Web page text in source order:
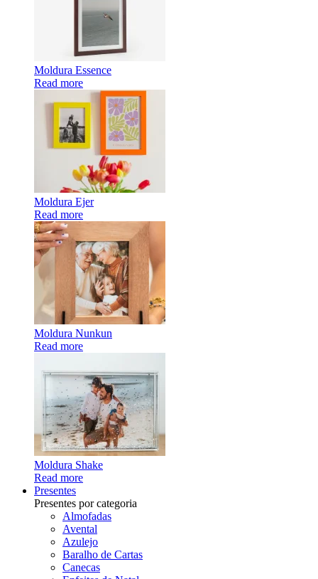
Moldura Essence
Read more
Moldura Ejer
Read more
Moldura Nunkun
Read more
Moldura Shake
Read more
Presentes
Presentes por categoria
Almofadas
Avental
Azulejo
Baralho de Cartas
Canecas